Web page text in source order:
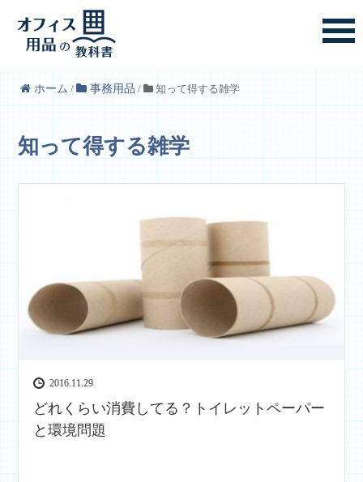
ホーム / 事務用品 / 知って得する雑学
知って得する雑学
2016.11.29
どれくらい消費してる？トイレットペーパー
と環境問題